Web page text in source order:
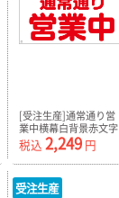
[受注生産]通常通り営
業中横幕白背景赤文字
ターポリン
90cm×45cm TA006-
02
税込 2,249 円
受注生産